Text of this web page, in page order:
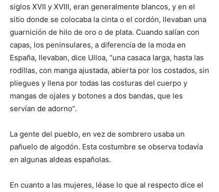
siglos XVII y XVIII, eran generalmente blancos, y en el
sitio donde se colocaba la cinta o el cordón, llevaban una
guarnición de hilo de oro o de plata. Cuando salían con
capas, los peninsulares, a diferencia de la moda en
España, llevaban, dice Ulloa, “una casaca larga, hasta las
rodillas, con manga ajustada, abierta por los costados, sin
pliegues y llena por todas las costuras del cuerpo y
mangas de ojales y botones a dos bandas, que les
servían de adorno”.
La gente del pueblo, en vez de sombrero usaba un
pañuelo de algodón. Esta costumbre se observa todavía
en algunas aldeas españolas.
En cuanto a las mujeres, léase lo que al respecto dice el